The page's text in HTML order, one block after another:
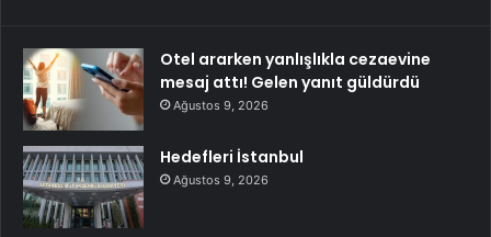
Otel ararken yanlışlıkla cezaevine
mesaj attı! Gelen yanıt güldürdü
Ağustos 9, 2026
Hedefleri İstanbul
Ağustos 9, 2026